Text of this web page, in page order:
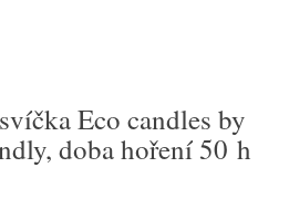
Eco candles by
doba hoření 50 h